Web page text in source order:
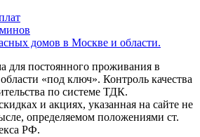
для постоянного проживания в
«под ключ». Контроль качества
по системе ТДК.
и акциях, указанная на сайте не
определяемом положениями ст.
РФ.